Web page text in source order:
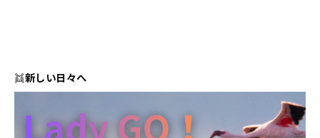
👯新しい日々へ